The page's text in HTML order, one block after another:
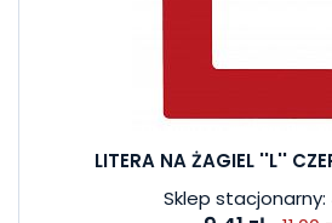
LITERA NA ŻAGIEL ''L''
Sklep stacjonarny: